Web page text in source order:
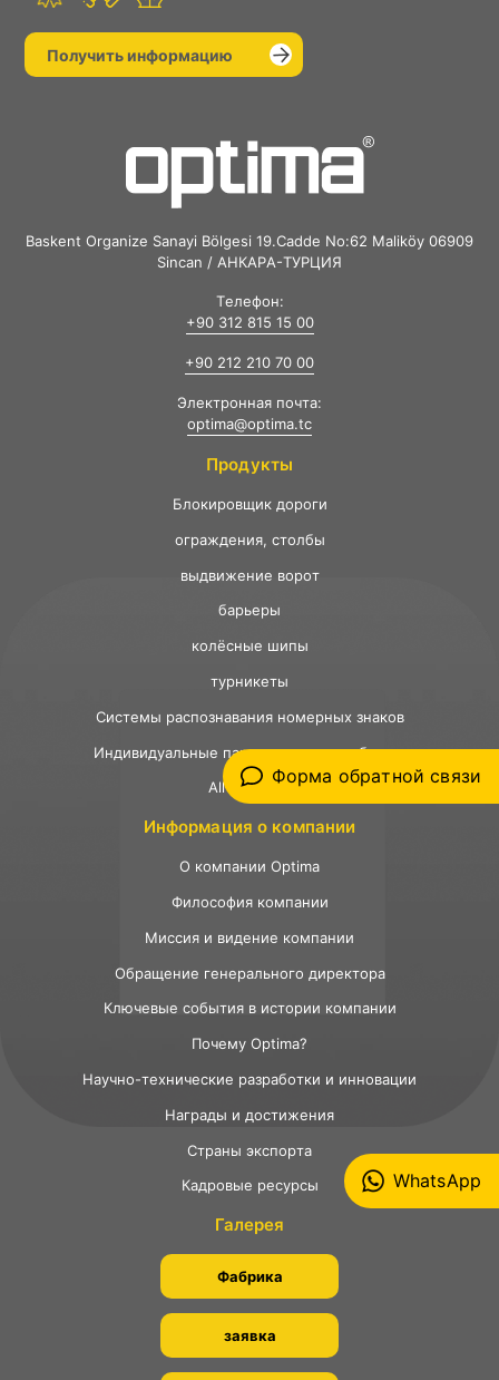
WhatsApp
Форма обратной связи
Получить информацию
Baskent Organize Sanayi Bölgesi 19.Cadde No:62 Maliköy 06909
Sincan / АНКАРА-ТУРЦИЯ
Телефон:
+90 312 815 15 00
+90 212 210 70 00
Электронная почта:
optima@optima.tc
Продукты
Ƃлокировщик дороги
ограждения, столбы
выдвижение ворот
барьеры
колёсные шипы
турникеты
Системы распознавания номерных знаков
Индивидуальные парковочные шлагбаумы
All Products
Информация о компании
О компании Optima
Философия компании
Миссия и видение компании
Обращение генерального директора
Ключевые события в истории компании
Почему Optima?
Научно-технические разработки и инновации
Награды и достижения
Страны экспорта
Кадровые ресурсы
Галерея
Фабрика
заявка